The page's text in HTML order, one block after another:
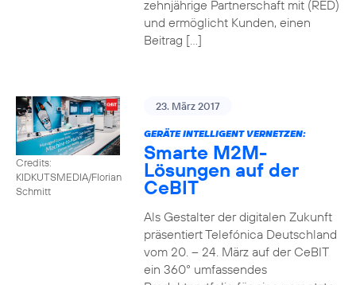
zehnjährige Partnerschaft mit (RED)
und ermöglicht Kunden, einen
Beitrag […]
Credits:
KIDKUTSMEDIA/Florian
Schmitt
23. März 2017
GERÄTE INTELLIGENT VERNETZEN:
Smarte M2M-
Lösungen auf der
CeBIT
Als Gestalter der digitalen Zukunft
präsentiert Telefónica Deutschland
vom 20. – 24. März auf der CeBIT
ein 360° umfassendes